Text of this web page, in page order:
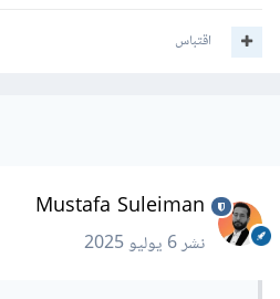
اقتباس
Mustafa Suleiman
نشر6 يوليو 2025